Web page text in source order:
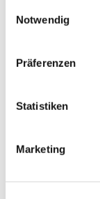
Notwendig
Präferenzen
Statistiken
Marketing